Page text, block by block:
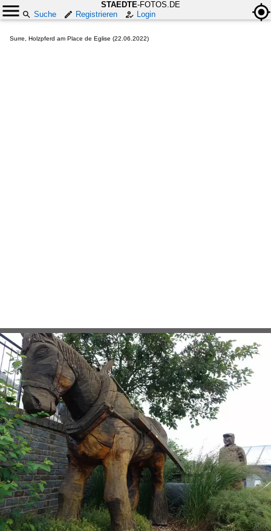
STAEDTE-FOTOS.DE
Suche
Registrieren Login
Surre, Holzpferd am Place de Eglise (22.06.2022)